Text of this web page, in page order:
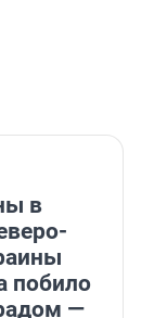
в
побило
—